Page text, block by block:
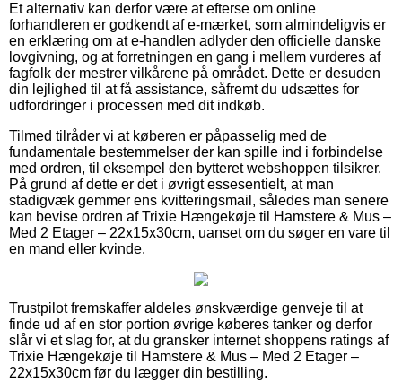
Et alternativ kan derfor være at efterse om online
forhandleren er godkendt af e-mærket, som almindeligvis er
en erklæring om at e-handlen adlyder den officielle danske
lovgivning, og at forretningen en gang i mellem vurderes af
fagfolk der mestrer vilkårene på området. Dette er desuden
din lejlighed til at få assistance, såfremt du udsættes for
udfordringer i processen med dit indkøb.
Tilmed tilråder vi at køberen er påpasselig med de
fundamentale bestemmelser der kan spille ind i forbindelse
med ordren, til eksempel den bytteret webshoppen tilsikrer.
På grund af dette er det i øvrigt essesentielt, at man
stadigvæk gemmer ens kvitteringsmail, således man senere
kan bevise ordren af Trixie Hængekøje til Hamstere & Mus –
Med 2 Etager – 22x15x30cm, uanset om du søger en vare til
en mand eller kvinde.
Trustpilot fremskaffer aldeles ønskværdige genveje til at
finde ud af en stor portion øvrige køberes tanker og derfor
slår vi et slag for, at du gransker internet shoppens ratings af
Trixie Hængekøje til Hamstere & Mus – Med 2 Etager –
22x15x30cm før du lægger din bestilling.